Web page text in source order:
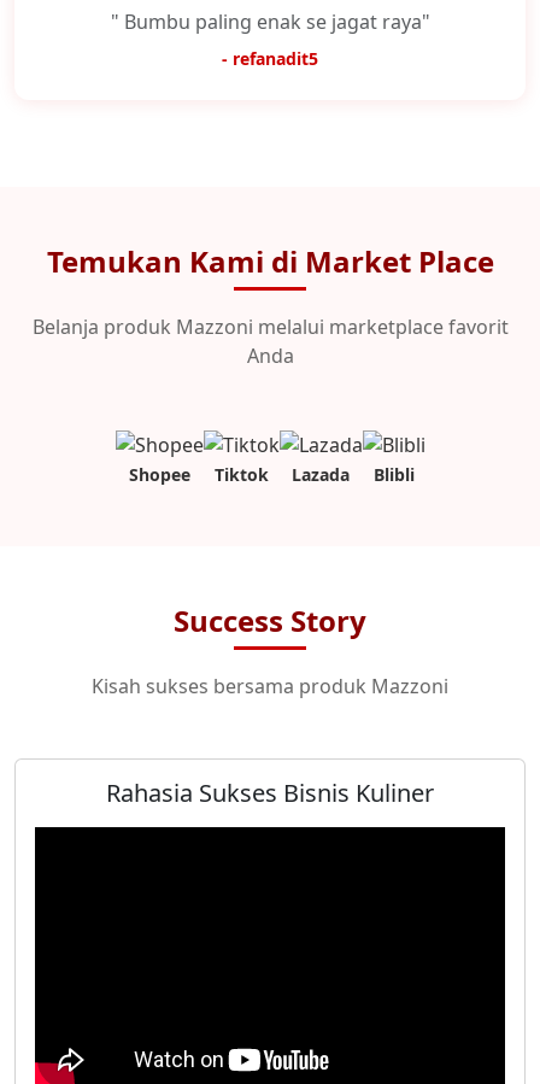
" Bumbu paling enak se jagat raya"
- refanadit5
Temukan Kami di Market Place
Belanja produk Mazzoni melalui marketplace favorit
Anda
Shopee Tiktok Lazada Blibli
Success Story
Kisah sukses bersama produk Mazzoni
Rahasia Sukses Bisnis Kuliner